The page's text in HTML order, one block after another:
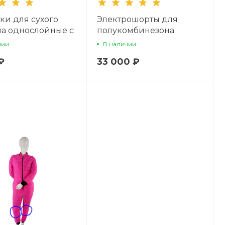
для сухого
однослойные с
Электрошорты для
полукомбинезона
Hybrid Evolution
В наличии
33 000 ₽